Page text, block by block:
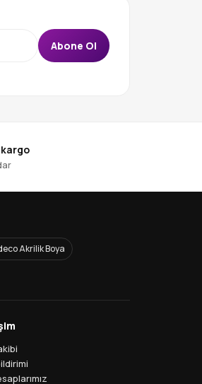
Abone Ol
kargo
Akrilik Boya